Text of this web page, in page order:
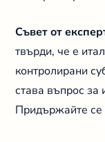
Съвет от
твърди, че е
контролирани
става въпрос за
Придържайте се